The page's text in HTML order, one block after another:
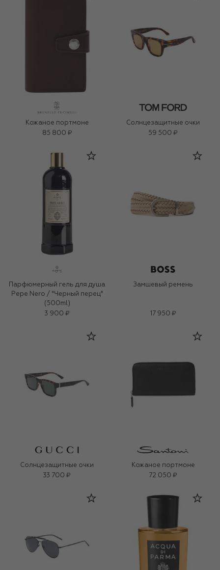
Кожаное портмоне
85 800 ₽
Солнцезащитные очки
59 500 ₽
Парфюмерный гель для душа
Pepe Nero / "Черный перец"
(500ml)
3 900 ₽
Замшевый ремень
17 950 ₽
Солнцезащитные очки
33 700 ₽
Кожаное портмоне
72 050 ₽